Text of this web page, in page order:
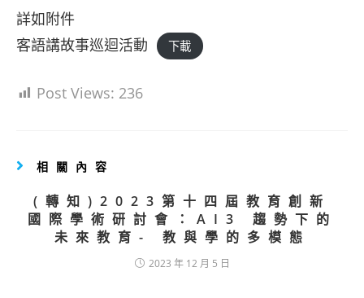
詳如附件
客語講故事巡迴活動
下載
Post Views: 236
相關內容
(轉知)2023第十四屆教育創新
國際學術研討會：AI3 趨勢下的
未來教育- 教與學的多模態
2023 年 12 月 5 日